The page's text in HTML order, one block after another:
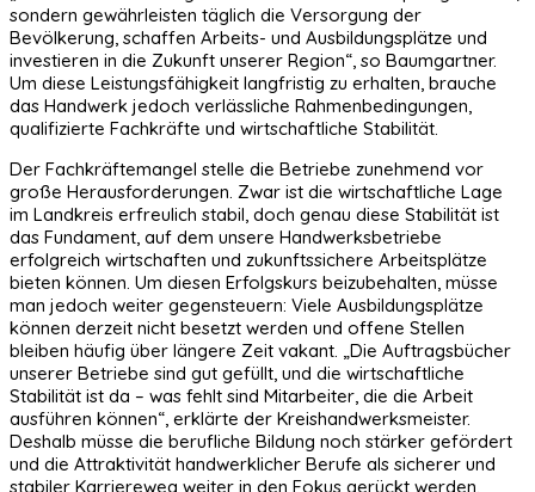
sondern gewährleisten täglich die Versorgung der
Bevölkerung, schaffen Arbeits- und Ausbildungsplätze und
investieren in die Zukunft unserer Region“, so Baumgartner.
Um diese Leistungsfähigkeit langfristig zu erhalten, brauche
das Handwerk jedoch verlässliche Rahmenbedingungen,
qualifizierte Fachkräfte und wirtschaftliche Stabilität.
Der Fachkräftemangel stelle die Betriebe zunehmend vor
große Herausforderungen. Zwar ist die wirtschaftliche Lage
im Landkreis erfreulich stabil, doch genau diese Stabilität ist
das Fundament, auf dem unsere Handwerksbetriebe
erfolgreich wirtschaften und zukunftssichere Arbeitsplätze
bieten können. Um diesen Erfolgskurs beizubehalten, müsse
man jedoch weiter gegensteuern: Viele Ausbildungsplätze
können derzeit nicht besetzt werden und offene Stellen
bleiben häufig über längere Zeit vakant. „Die Auftragsbücher
unserer Betriebe sind gut gefüllt, und die wirtschaftliche
Stabilität ist da – was fehlt sind Mitarbeiter, die die Arbeit
ausführen können“, erklärte der Kreishandwerksmeister.
Deshalb müsse die berufliche Bildung noch stärker gefördert
und die Attraktivität handwerklicher Berufe als sicherer und
stabiler Karriereweg weiter in den Fokus gerückt werden.